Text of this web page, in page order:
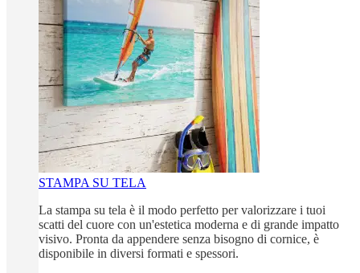
STAMPA SU TELA
La stampa su tela è il modo perfetto per valorizzare i tuoi
scatti del cuore con un'estetica moderna e di grande impatto
visivo. Pronta da appendere senza bisogno di cornice, è
disponibile in diversi formati e spessori.